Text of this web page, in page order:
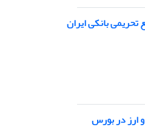
بانکی ایران
ارز در بورس‌